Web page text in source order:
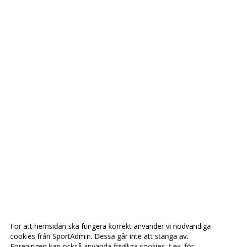
För att hemsidan ska fungera korrekt använder vi nödvändiga
cookies från SportAdmin. Dessa går inte att stänga av.